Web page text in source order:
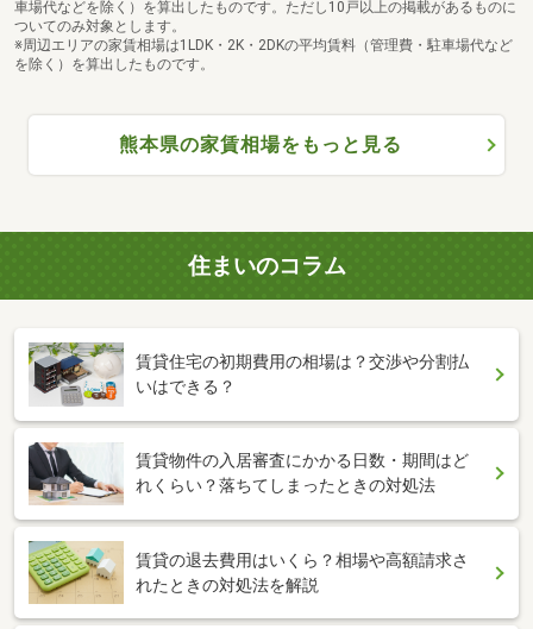
車場代などを除く）を算出したものです。ただし10戸以上の掲載があるものに
ついてのみ対象とします。
※周辺エリアの家賃相場は1LDK・2K・2DKの平均賃料（管理費・駐車場代など
を除く）を算出したものです。
熊本県の家賃相場をもっと見る
住まいのコラム
賃貸住宅の初期費用の相場は？交渉や分割払
いはできる？
賃貸物件の入居審査にかかる日数・期間はど
れくらい？落ちてしまったときの対処法
賃貸の退去費用はいくら？相場や高額請求さ
れたときの対処法を解説